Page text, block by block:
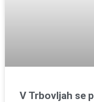
V Trbovljah se